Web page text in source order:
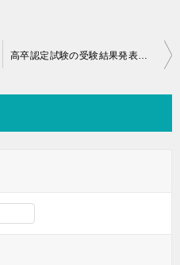
高卒認定試験の受験結果発表後、こんな時どうする？